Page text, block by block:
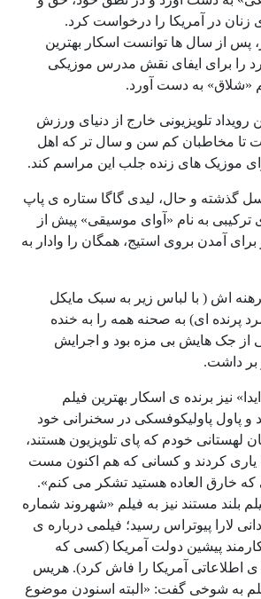
زنان در آمریکا را درخواست کرد.
پس از سال ها توانست اسکار بهترین
را برای ایفای نقش مدرس موزیکی
«شلاق» به دست آورد.
رویداد تلویزیونی خارج از دنیای ورزش
تا مخاطبان کم سن و سال تر که اهل
موزیک های زنده جلب این مراسم کند.
گذشته و حال، لیدی گاگا ستاره ی پاپ
به نام «آوای موسیقی» پیش از
آمدن بروی استیج، همگان را وادار به
اش ( با لباس زیر به سبک مایکل
پرنده ای) به صحنه همه را به خنده
از جک هایش بی مزه بود و اجرایش
بر داشت.
نیز برنده ی اسکار بهترین فیلم
پاول پاولیکوفسکی در سخنرانی خود
لهستانی خودم که پای تلویزیون هستند،
یاری کردند و کسانی که هم اکنون مست
خارق العاده هستید تشکر می کنم».
بلند مستند نیز به فیلم «شهروند شماره
لارا پیوتراس رسید؛ فیلمی درباره ی
کارمند پیشین دولت آمریکا (کسی که
ی اطلاعاتی آمریکا را فاش کرد). هریس
به شوخی گفت: «البته اسنودن موضوع